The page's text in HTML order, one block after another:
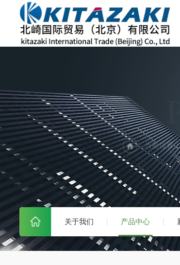
关于我们 产品中心
当前位置